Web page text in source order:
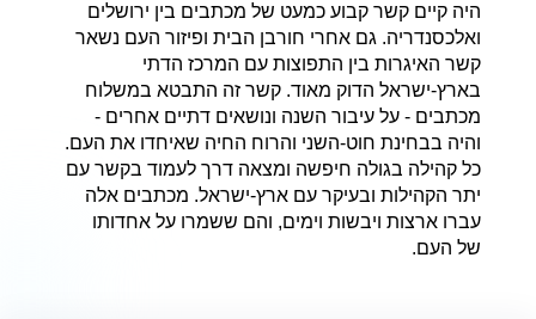
היה קיים קשר קבוע כמעט של מכתבים בין ירושלים
ואלכסנדריה. גם אחרי חורבן הבית ופיזור העם נשאר
קשר האיגרות בין התפוצות עם המרכז הדתי
בארץ-ישראל הדוק מאוד. קשר זה התבטא במשלוח
מכתבים - על עיבור השנה ונושאים דתיים אחרים -
והיה בבחינת חוט-השני והרוח החיה שאיחדו את העם.
כל קהילה בגולה חיפשה ומצאה דרך לעמוד בקשר עם
יתר הקהילות ובעיקר עם ארץ-ישראל. מכתבים אלה
עברו ארצות ויבשות וימים, והם ששמרו על אחדותו
של העם.